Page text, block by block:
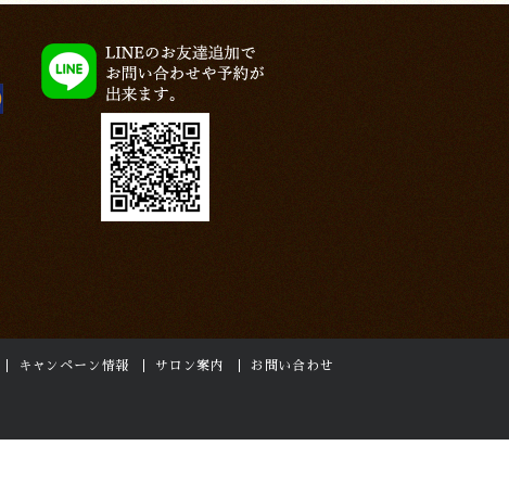
キャンペーン情報 サロン案内
お問い合わせ